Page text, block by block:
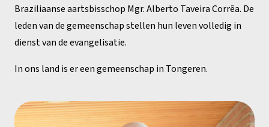
Braziliaanse aartsbisschop Mgr. Alberto Taveira Corrêa. De
leden van de gemeenschap stellen hun leven volledig in
dienst van de evangelisatie.
In ons land is er een gemeenschap in Tongeren.